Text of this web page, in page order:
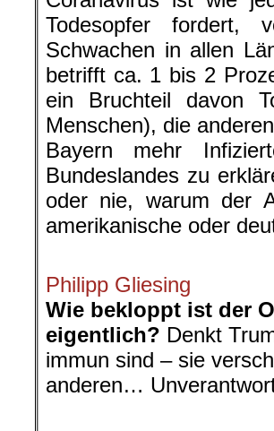
Todesopfer fordert,
Schwachen in allen
betrifft ca. 1 bis 2
ein Bruchteil davon
Menschen), die
Bayern mehr
Bundeslandes zu
oder nie, warum der
amerikanische oder
Philipp Gliesing
Wie bekloppt ist der
eigentlich? Denkt
immun sind – sie
anderen…